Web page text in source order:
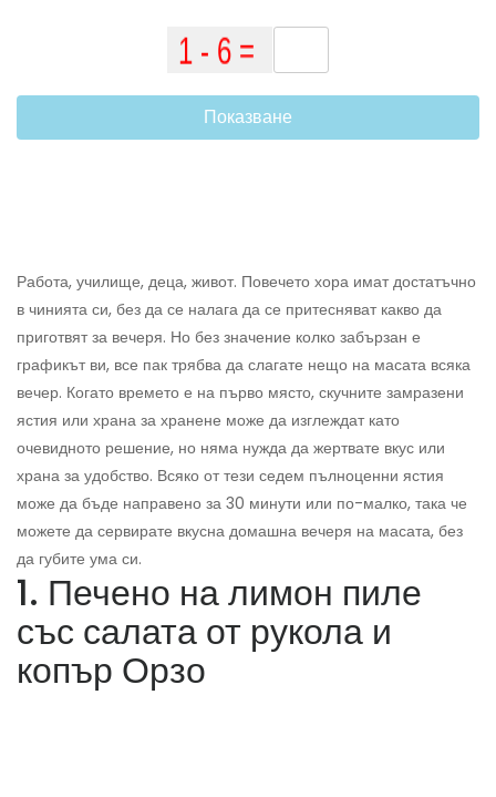
Показване
Работа, училище, деца, живот. Повечето хора имат достатъчно
в чинията си, без да се налага да се притесняват какво да
приготвят за вечеря. Но без значение колко забързан е
графикът ви, все пак трябва да слагате нещо на масата всяка
вечер. Когато времето е на първо място, скучните замразени
ястия или храна за хранене може да изглеждат като
очевидното решение, но няма нужда да жертвате вкус или
храна за удобство. Всяко от тези седем пълноценни ястия
може да бъде направено за 30 минути или по-малко, така че
можете да сервирате вкусна домашна вечеря на масата, без
да губите ума си.
1. Печено на лимон пиле
със салата от рукола и
копър Орзо